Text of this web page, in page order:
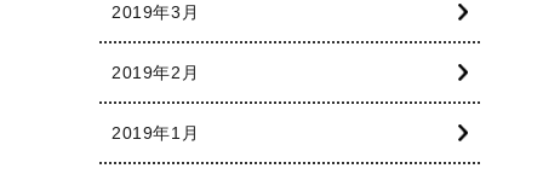
2019年3月
2019年2月
2019年1月